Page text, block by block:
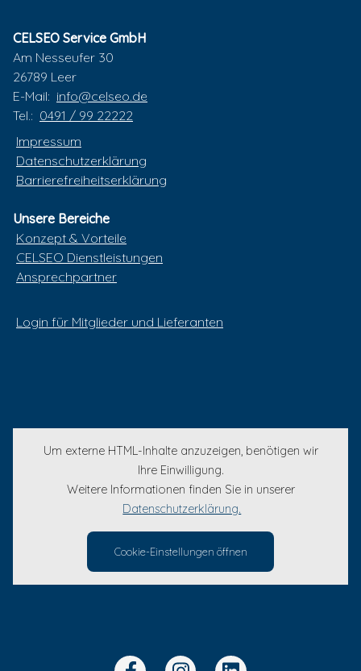
CELSEO Service GmbH
Am Nesseufer 30
26789 Leer
E-Mail: info@celseo.de
Tel.: 0491 / 99 22222
Impressum
Datenschutzerklärung
Barrierefreiheitserklärung
Unsere Bereiche
Konzept & Vorteile
CELSEO Dienstleistungen
Ansprechpartner
Login für Mitglieder und Lieferanten
Um externe HTML-Inhalte anzuzeigen, benötigen wir
Ihre Einwilligung.
Weitere Informationen finden Sie in unserer
Datenschutzerklärung.
Cookie-Einstellungen öffnen